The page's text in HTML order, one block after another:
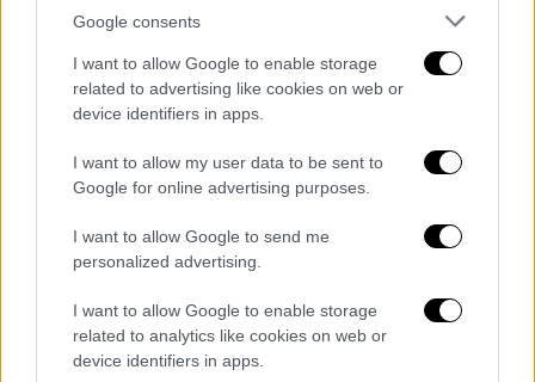
Google consents
I want to allow Google to enable storage
related to advertising like cookies on web or
device identifiers in apps.
I want to allow my user data to be sent to
Google for online advertising purposes.
I want to allow Google to send me
personalized advertising.
I want to allow Google to enable storage
related to analytics like cookies on web or
device identifiers in apps.
POPULAR VIDEOS
Δελτίο...|08.08.2026 16:18
Δελτίο στην νοηματική 08/08/2026